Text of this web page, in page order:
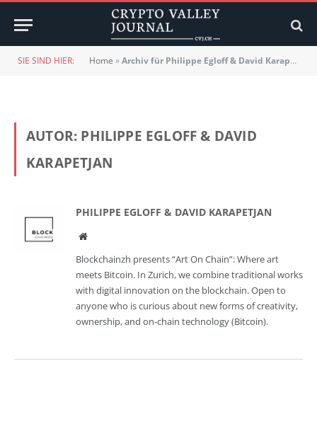
SIE SIND HIER: Home »Archiv für Philippe Egloff & David Karapetjan
AUTOR: PHILIPPE EGLOFF & DAVID
KARAPETJAN
PHILIPPE EGLOFF & DAVID KARAPETJAN
Website
Blockchainzh presents “Art On Chain”: Where art
meets Bitcoin. In Zurich, we combine traditional works
with digital innovation on the blockchain. Open to
anyone who is curious about new forms of creativity,
ownership, and on-chain technology (Bitcoin).